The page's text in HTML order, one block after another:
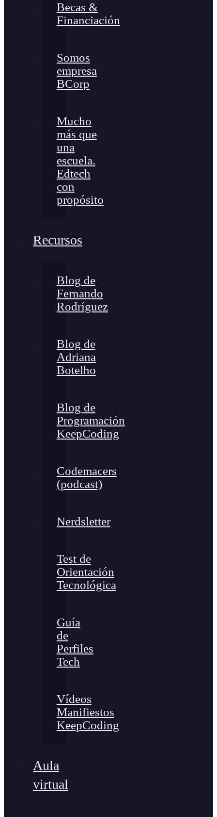
Becas &
Financiación
Somos
empresa
BCorp
Mucho
más que
una
escuela.
Edtech
con
propósito
Recursos
Blog de
Fernando
Rodríguez
Blog de
Adriana
Botelho
Blog de
Programación
KeepCoding
Codemacers
(podcast)
Nerdsletter
Test de
Orientación
Tecnológica
Guía
de
Perfiles
Tech
Vídeos
Manifiestos
KeepCoding
Aula
virtual